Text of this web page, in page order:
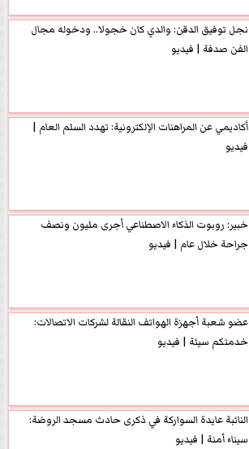
نجل توفيق الدقن: والدي كان خجولا.. ودخوله مجال
الفن صدفة | فيديو
أكاديمي عن المراهنات الإلكترونية: تهدد السلم العام |
فيديو
خبير: روبوت الذكاء الاصطناعي أجرى مليون ونصف
جراحة خلال عام | فيديو
عضو شعبة أجهزة الهواتف النقالة لشركات الاتصالات:
خدمتكم سيئة | فيديو
النائبة عايدة السواركة في ذكرى حادث مسجد الروضة:
سيناء أمنة | فيديو